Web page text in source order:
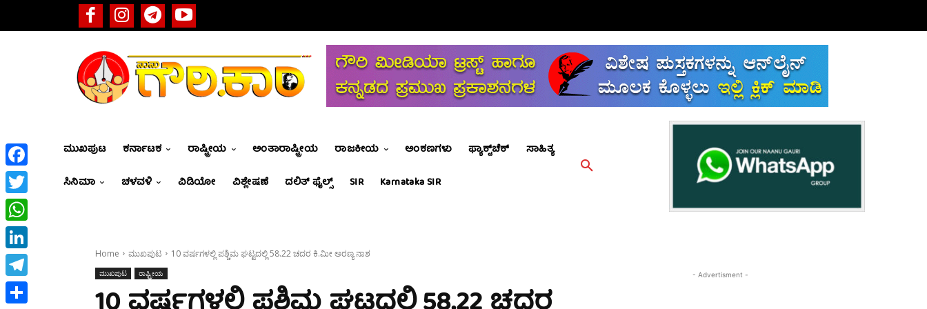
ಮುಖಪುಟ ಕರ್ನಾಟಕ ರಾಷ್ಟ್ರೀಯ ಅಂತಾರಾಷ್ಟ್ರೀಯ ರಾಜಕೀಯ ಅಂಕಣಗಳು ಫ್ಯಾಕ್ಟ್‌ಚೆಕ್
ಸಾಹಿತ್ಯ
ಸಿನಿಮಾ
ಚಳವಳಿ ವಿಡಿಯೋ ವಿಶ್ಲೇಷಣೆ ದಲಿತ್ ಫೈಲ್ಸ್ SIR Karnataka SIR
Home ಮುಖಪುಟ 10 ವರ್ಷಗಳಲ್ಲಿ ಪಶ್ಚಿಮ ಘಟ್ಟದಲ್ಲಿ 58.22 ಚದರ ಕಿ.ಮೀ ಅರಣ್ಯ ನಾಶ
ಮುಖಪುಟ ರಾಷ್ಟ್ರೀಯ - Advertisment -
Facebook
Twitter
WhatsApp
LinkedIn
Telegram